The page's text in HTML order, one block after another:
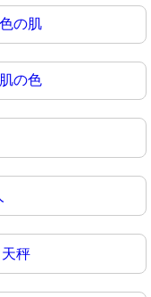
の肌
の色
秤